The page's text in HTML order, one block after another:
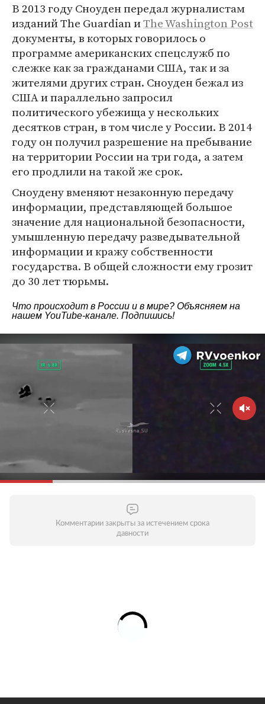
В 2013 году Сноуден передал журналистам
изданий The Guardian иThe Washington Post
документы, в которых говорилось о
программе американских спецслужб по
слежке как за гражданами США, так и за
жителями других стран. Сноуден бежал из
США и параллельно запросил
политического убежища у нескольких
десятков стран, в том числе у России. В 2014
году он получил разрешение на пребывание
на территории России на три года, а затем
его продлили на такой же срок.
Сноудену вменяют незаконную передачу
информации, представляющей большое
значение для национальной безопасности,
умышленную передачу разведывательной
информации и кражу собственности
государства. В общей сложности ему грозит
до 30 лет тюрьмы.
Что происходит в России и в мире? Объясняем на
нашем YouTube-канале. Подпишись!
Комментарии закрыты за истечением срока
давности